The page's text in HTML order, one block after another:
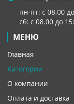
пн-пт: с 08.00
сб: с 08.00 до
МЕНЮ
Главная
Категории
О компании
Оплата и доставка